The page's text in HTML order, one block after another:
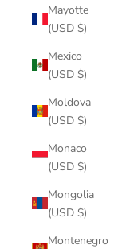
Mayotte
(USD $)
Mexico
(USD $)
Moldova
(USD $)
Monaco
(USD $)
Mongolia
(USD $)
Montenegro